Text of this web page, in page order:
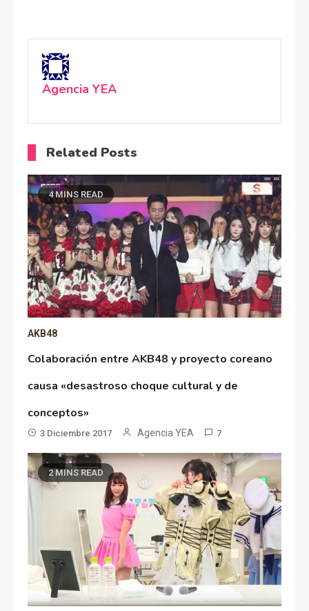
Agencia YEA
Related Posts
4 MINS READ
AKB48
Colaboración entre AKB48 y proyecto coreano
causa «desastroso choque cultural y de
conceptos»
3 Diciembre 2017 Agencia YEA 7
2 MINS READ